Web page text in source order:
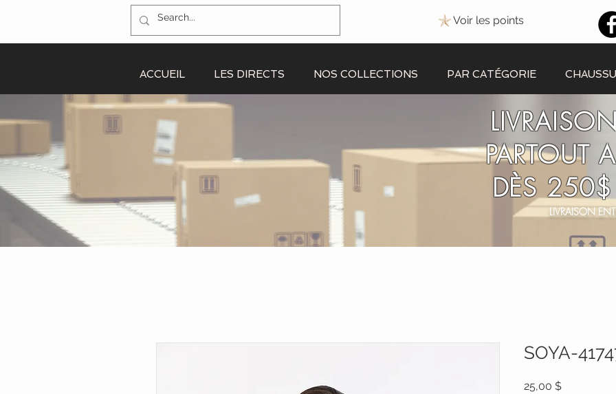
Voir les points
ACCUEIL LES DIRECTS NOS COLLECTIONS PAR CATÉGORIE
PARTOUT
DÈS
LIVRAISON
SOYA-
25,00 $Prix